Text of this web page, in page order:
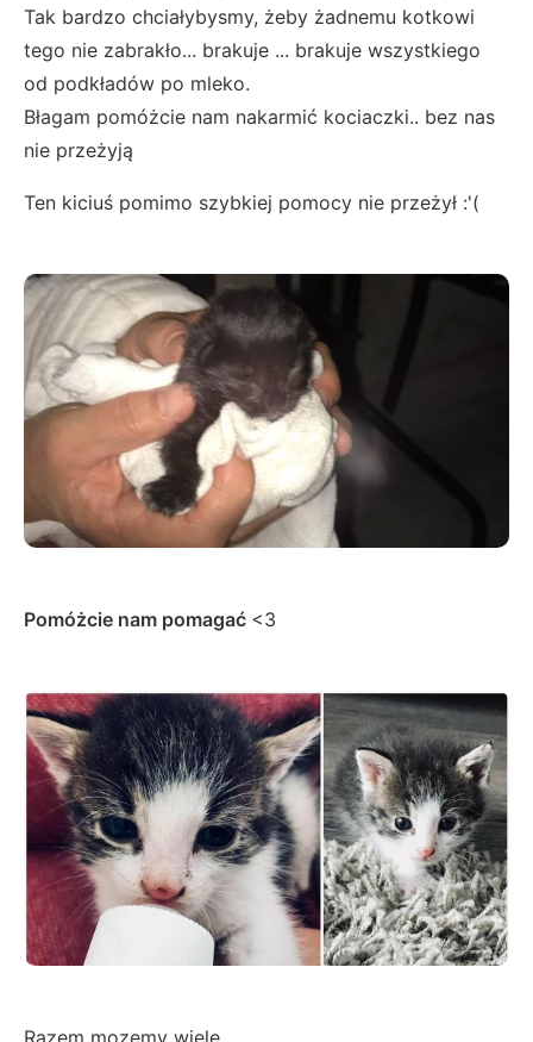
Tak bardzo chciałybysmy, żeby żadnemu kotkowi
tego nie zabrakło... brakuje ... brakuje wszystkiego
od podkładów po mleko.
Błagam pomóżcie nam nakarmić kociaczki.. bez nas
nie przeżyją
Ten kiciuś pomimo szybkiej pomocy nie przeżył :'(
Pomóżcie nam pomagać <3
Razem mozemy wiele...